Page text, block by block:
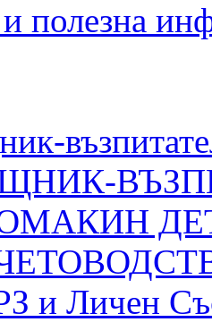
полезна
и Личен